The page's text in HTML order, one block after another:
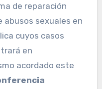
de reparación
abusos sexuales en
cuyos casos
en
acordado este